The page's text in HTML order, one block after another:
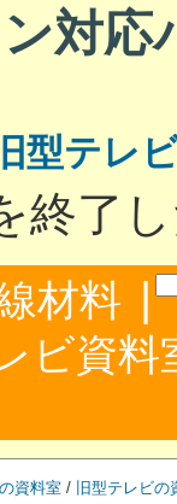
対応
型テレ
終了
材料 |
ビ資料
資料室 / 旧型テレビの